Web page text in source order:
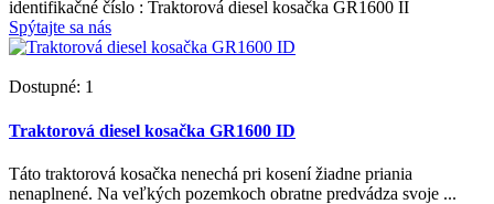
identifikačné číslo : Traktorová diesel kosačka GR1600 II
Spýtajte sa nás
Dostupné: 1
Traktorová diesel kosačka GR1600 ID
Táto traktorová kosačka nenechá pri kosení žiadne priania
nenaplnené. Na veľkých pozemkoch obratne predvádza svoje ...